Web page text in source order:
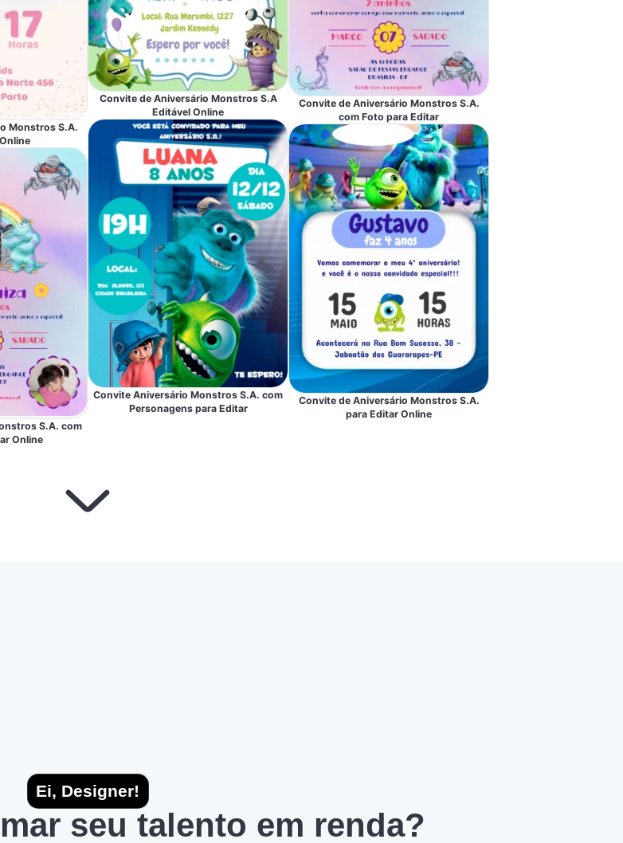
Monstros S.A.
S.A. com
Online
Convite de Aniversário Monstros S.A
Editável Online
Convite Aniversário Monstros S.A. com
Personagens para Editar
Convite de Aniversário Monstros S.A.
com Foto para Editar
Convite de Aniversário Monstros S.A.
para Editar Online
Ei, Designer!
seu talento em renda?